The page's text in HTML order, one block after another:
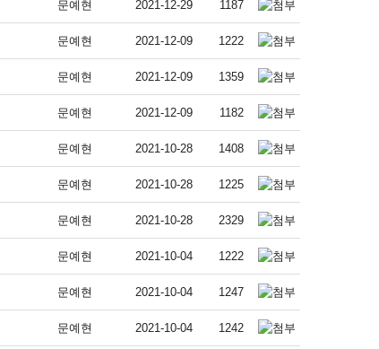
문예현 2021-12-29 1187
문예현 2021-12-09 1222
문예현 2021-12-09 1359
문예현 2021-12-09 1182
문예현 2021-10-28 1408
문예현 2021-10-28 1225
문예현 2021-10-28 2329
문예현 2021-10-04 1222
문예현 2021-10-04 1247
문예현 2021-10-04 1242